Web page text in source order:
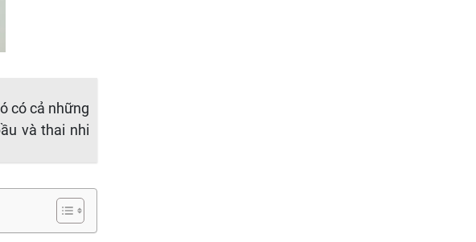
có cả những
và thai nhi